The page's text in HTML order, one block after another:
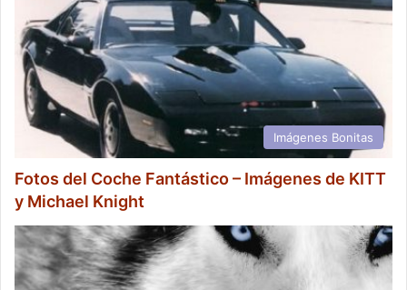
Imágenes Bonitas
Fotos del Coche Fantástico – Imágenes de KITT
y Michael Knight